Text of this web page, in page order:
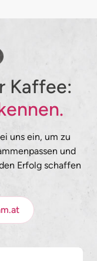
Kaffee:
uns ein, um zu
und
Erfolg schaffen